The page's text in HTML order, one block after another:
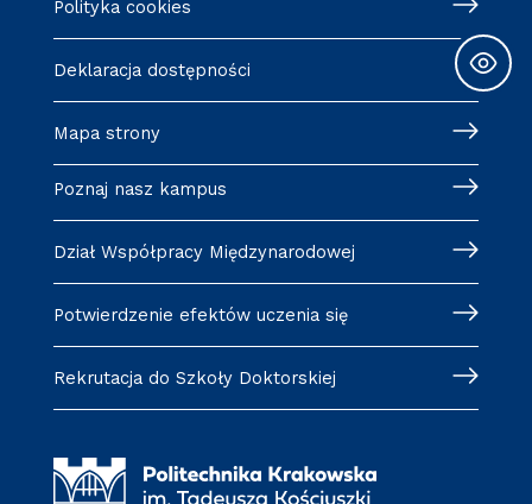
Polityka cookies
Deklaracja dostępności
Mapa strony
Poznaj nasz kampus
Dział Współpracy Międzynarodowej
Potwierdzenie efektów uczenia się
Rekrutacja do Szkoły Doktorskiej